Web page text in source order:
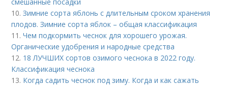
10.Зимние сорта яблонь с длительным сроком хранения
плодов. Зимние сорта яблок – общая классификация
11.Чем подкормить чеснок для хорошего урожая.
Органические удобрения и народные средства
12. 18 ЛУЧШИХ сортов озимого чеснока в 2022 году.
Классификация чеснока
13. Когда садить чеснок под зиму. Когда и как сажать